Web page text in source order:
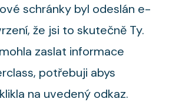
schránky byl odeslán e-
že jsi to skutečně Ty.
zaslat informace
potřebuji abys
na uvedený odkaz.